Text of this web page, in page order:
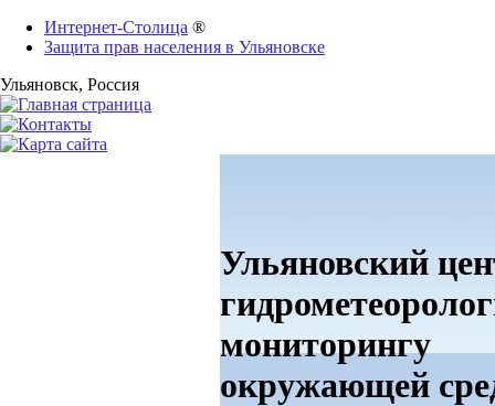
Интернет-Столица ®
Защита прав населения в Ульяновске
Ульяновск, Россия
Ульяновский
мониторингу
окружающей